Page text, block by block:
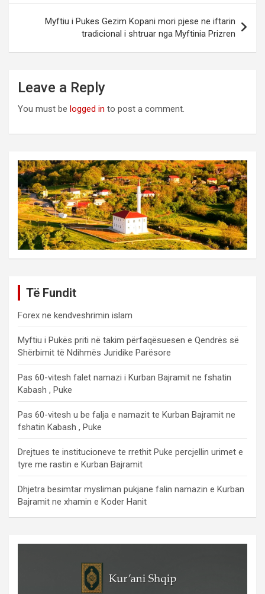
Myftiu i Pukes Gezim Kopani mori pjese ne iftarin
tradicional i shtruar nga Myftinia Prizren
Leave a Reply
You must be logged in to post a comment.
Të Fundit
Forex ne kendveshrimin islam
Myftiu i Pukës priti në takim përfaqësuesen e Qendrës së
Shërbimit të Ndihmës Juridike Parësore
Pas 60-vitesh falet namazi i Kurban Bajramit ne fshatin
Kabash , Puke
Pas 60-vitesh u be falja e namazit te Kurban Bajramit ne
fshatin Kabash , Puke
Drejtues te institucioneve te rrethit Puke percjellin urimet e
tyre me rastin e Kurban Bajramit
Dhjetra besimtar mysliman pukjane falin namazin e Kurban
Bajramit ne xhamin e Koder Hanit